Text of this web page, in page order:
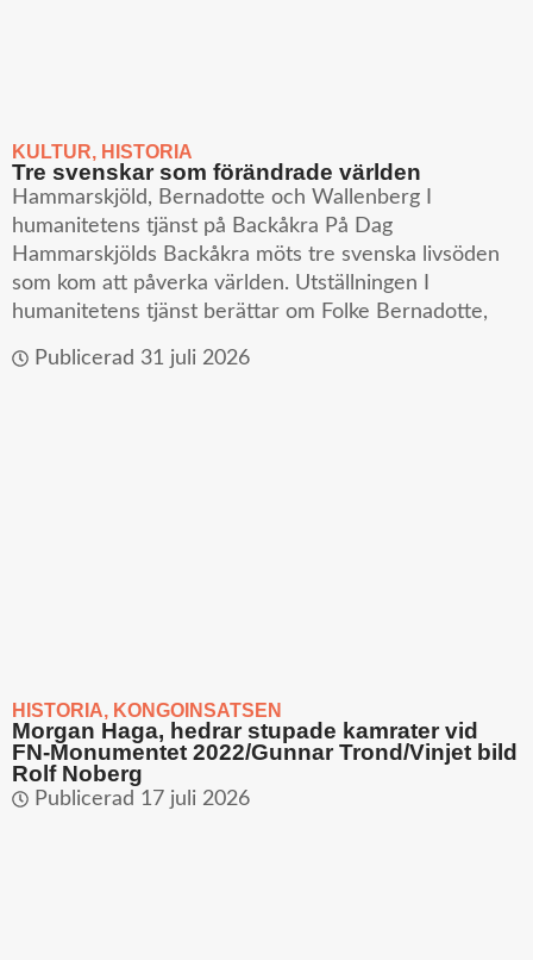
KULTUR, HISTORIA
Tre svenskar som förändrade världen
Hammarskjöld, Bernadotte och Wallenberg I
humanitetens tjänst på Backåkra På Dag
Hammarskjölds Backåkra möts tre svenska livsöden
som kom att påverka världen. Utställningen I
humanitetens tjänst berättar om Folke Bernadotte,
Publicerad 31 juli 2026
HISTORIA, KONGOINSATSEN
Morgan Haga, hedrar stupade kamrater vid
FN-Monumentet 2022/Gunnar Trond/Vinjet bild
Rolf Noberg
Publicerad 17 juli 2026